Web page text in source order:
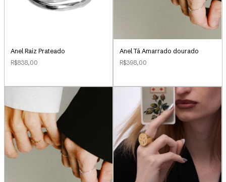
Anel Raiz Prateado
R$838,00
Anel Tá Amarrado dourado
R$398,00